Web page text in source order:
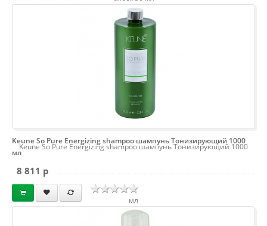
Keune So Pure Energizing shampoo шампунь Тонизирующий 1000
мл
Keune So Pure Energizing shampoo шампунь Тонизирующий 1000
мл
8 811 p